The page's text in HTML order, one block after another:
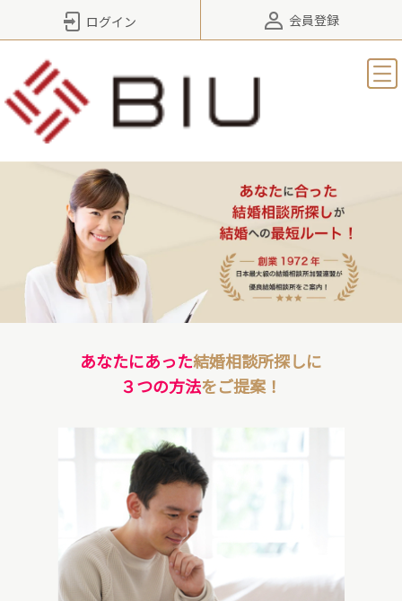
ログイン 会員登録
あなたにあった結婚相談所探しに
３つの方法をご提案！